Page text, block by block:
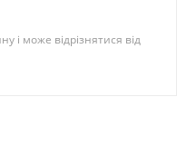
і може відрізнятися від